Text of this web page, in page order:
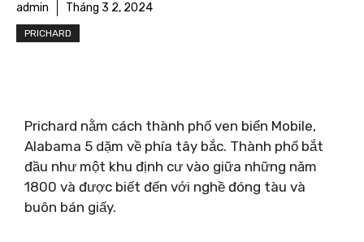
admin Tháng 3 2, 2024
PRICHARD
Prichard nằm cách thành phố ven biển Mobile,
Alabama 5 dặm về phía tây bắc. Thành phố bắt
đầu như một khu định cư vào giữa những năm
1800 và được biết đến với nghề đóng tàu và
buôn bán giấy.